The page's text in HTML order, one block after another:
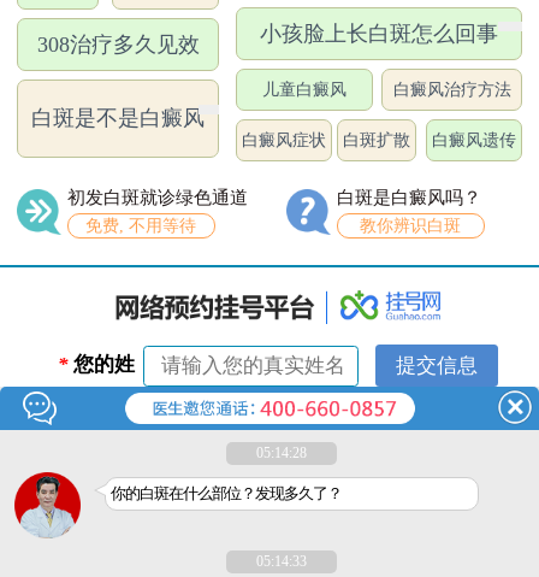
308治疗多久见效
白斑是不是白癜风
小孩脸上长白斑怎么回事
儿童白癜风 白癜风治疗方法
白癜风症状 白斑扩散 白癜风遗传
初发白斑就诊绿色通道
免费, 不用等待
白斑是白癜风吗？
教你辨识白斑
* 您的姓
名：
* 联系电
话：05:14:28
你的白斑在什么部位？发现多久了？
05:14:33